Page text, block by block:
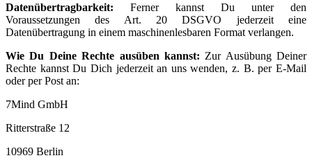
Datenübertragbarkeit: Ferner kannst Du unter den
Voraussetzungen des Art. 20 DSGVO jederzeit eine
Datenübertragung in einem maschinenlesbaren Format verlangen.
Wie Du Deine Rechte ausüben kannst: Zur Ausübung Deiner
Rechte kannst Du Dich jederzeit an uns wenden, z. B. per E-Mail
oder per Post an:
7Mind GmbH
Ritterstraße 12
10969 Berlin